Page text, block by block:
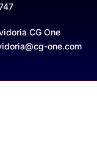
CG One
one.com